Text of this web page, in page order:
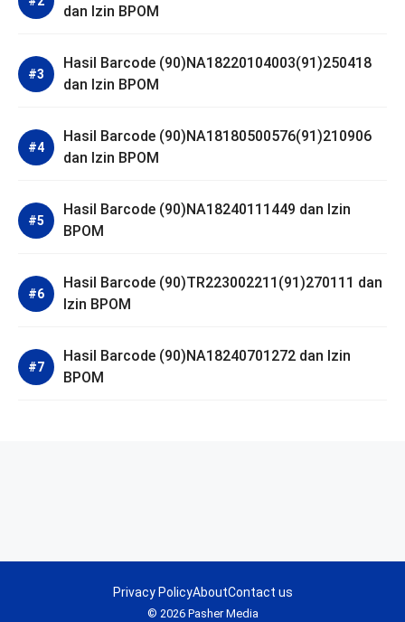
dan Izin BPOM
Hasil Barcode (90)NA18220104003(91)250418
dan Izin BPOM
Hasil Barcode (90)NA18180500576(91)210906
dan Izin BPOM
Hasil Barcode (90)NA18240111449 dan Izin
BPOM
Hasil Barcode (90)TR223002211(91)270111 dan
Izin BPOM
Hasil Barcode (90)NA18240701272 dan Izin
BPOM
© 2026 Pasher Media
Privacy PolicyAboutContact us